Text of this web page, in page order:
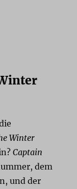
Winter
Captain
dem
und der